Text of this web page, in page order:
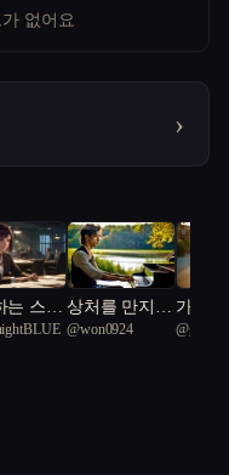
없어요
›
는 스파
야 하
상처를 만지는
피아노
@won0924
가족
떠난
@